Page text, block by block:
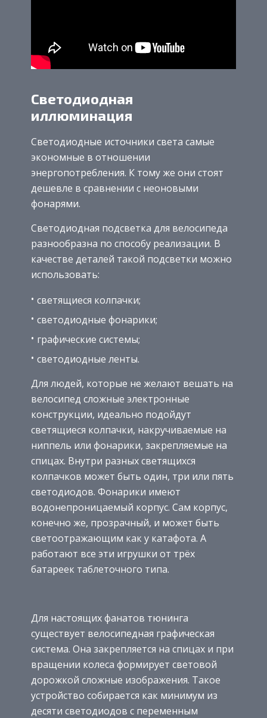
Светодиодная
иллюминация
Светодиодные источники света самые
экономные в отношении
энергопотребления. К тому же они стоят
дешевле в сравнении с неоновыми
фонарями.
Светодиодная подсветка для велосипеда
разнообразна по способу реализации. В
качестве деталей такой подсветки можно
использовать:
светящиеся колпачки;
светодиодные фонарики;
графические системы;
светодиодные ленты.
Для людей, которые не желают вешать на
велосипед сложные электронные
конструкции, идеально подойдут
светящиеся колпачки, накручиваемые на
ниппель или фонарики, закрепляемые на
спицах. Внутри разных светящихся
колпачков может быть один, три или пять
светодиодов. Фонарики имеют
водонепроницаемый корпус. Сам корпус,
конечно же, прозрачный, и может быть
светоотражающим как у катафота. А
работают все эти игрушки от трёх
батареек таблеточного типа.
Для настоящих фанатов тюнинга
существует велосипедная графическая
система. Она закрепляется на спицах и при
вращении колеса формирует световой
дорожкой сложные изображения. Такое
устройство собирается как минимум из
десяти светодиодов с переменным